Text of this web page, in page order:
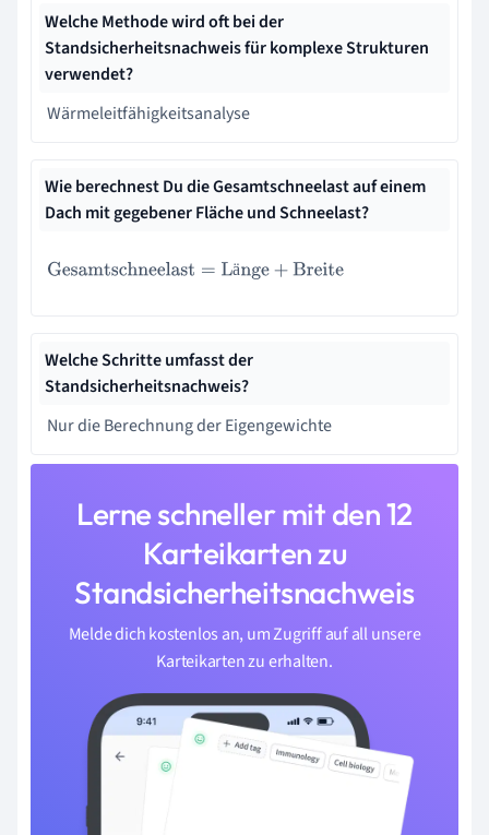
Welche Methode wird oft bei der
Standsicherheitsnachweis für komplexe Strukturen
verwendet?
Wärmeleitfähigkeitsanalyse
Wie berechnest Du die Gesamtschneelast auf einem
Dach mit gegebener Fläche und Schneelast?
ä
Gesamtschneelast= Länge+Breite
Welche Schritte umfasst der
Standsicherheitsnachweis?
Nur die Berechnung der Eigengewichte
Lerne schneller mit den 12
Karteikarten zu
Standsicherheitsnachweis
Melde dich kostenlos an, um Zugriff auf all unsere
Karteikarten zu erhalten.